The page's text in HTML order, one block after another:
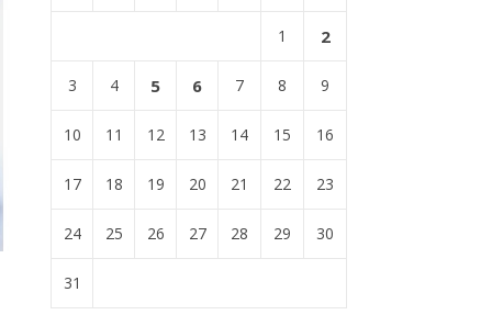
1 2
3 4 5 6 7 8 9
10 11 12 13 14 15 16
17 18 19 20 21 22 23
24 25 26 27 28 29 30
31